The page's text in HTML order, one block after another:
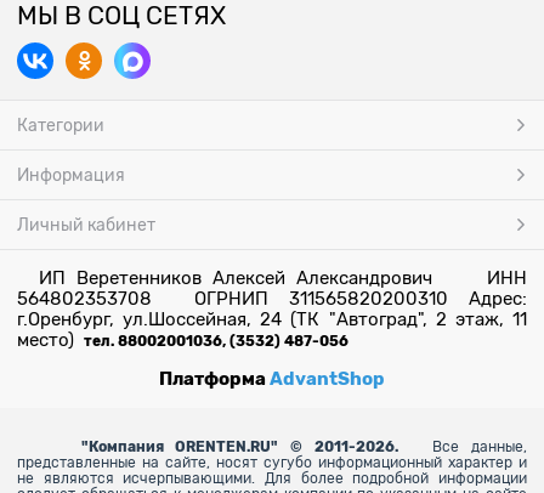
МЫ В СОЦ СЕТЯХ
Категории
Информация
Личный кабинет
ИП Веретенников Алексей Александрович ИНН
564802353708 ОГРНИП 311565820200310 Адрес:
г.Оренбург, ул.Шоссейная, 24 (ТК "Автоград", 2 этаж, 11
место) тел. 88002001036, (3532) 487-056
ПлатформаAdvantShop
" Компания ORENTEN.RU" © 2011-2026.
Все данные,
представленные на сайте, носят сугубо информационный характер и
не являются исчерпывающими. Для более подробной информации